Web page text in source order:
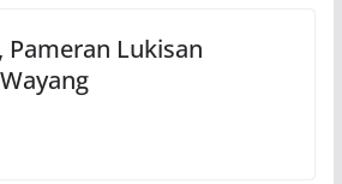
Pameran Lukisan